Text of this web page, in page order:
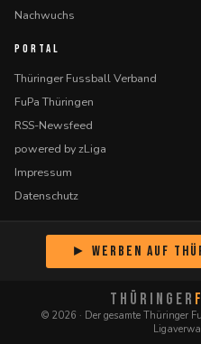
Nachwuchs
PORTAL
Thüringer Fussball Verband
FuPa Thüringen
RSS-Newsfeed
powered by zLiga
Impressum
Datenschutz
► Werben auf
THÜRINGER
© 2026 · Der gesamte Thüringer